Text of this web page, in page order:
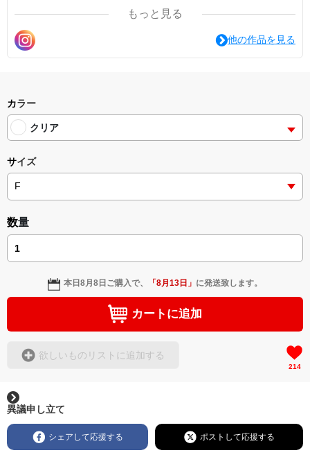
のサンデーチャンゲスト出演/広告(日本問わず)*公式や公認ア
ンバサダーやＰＲ→２０社以上/プロデュース、セレクトショ
ップなど日本のみならず幅広く活躍中
もっと見る
他の作品を見る
カラー
クリア
サイズ
数量
本日8月8日 ご購入で、 「8月13日 」 に発送致します。
カートに追加
欲しいものリストに追加する
214
異議申し立て
シェアして応援する ポストして応援する